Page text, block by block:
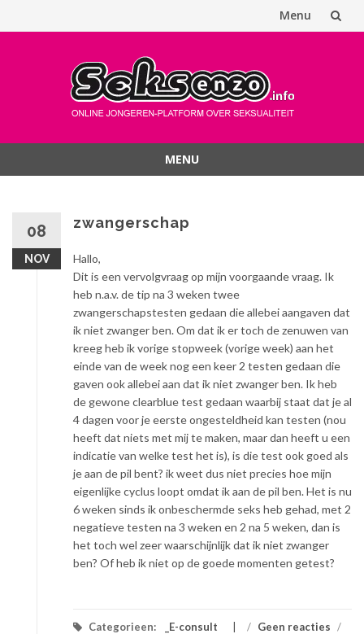
Menu
MENU
08
NOV
zwangerschap
Hallo,
Dit is een vervolgvraag op mijn voorgaande vraag. Ik
heb n.a.v. de tip na 3 weken twee
zwangerschapstesten gedaan die allebei aangaven dat
ik niet zwanger ben. Om dat ik er toch de zenuwen van
kreeg heb ik vorige stopweek (vorige week) aan het
einde van de week nog een keer 2 testen gedaan die
gaven ook allebei aan dat ik niet zwanger ben. Ik heb
de gewone clearblue test gedaan waarbij staat dat je al
4 dagen voor je eerste ongesteldheid kan testen (nou
heeft dat niets met mij te maken, maar dan heeft u een
indicatie van welke test het is), is die test ook goed als
je aan de pil bent? ik weet dus niet precies hoe mijn
eigenlijke cyclus loopt omdat ik aan de pil ben. Het is nu
6 weken sinds ik onbeschermde seks heb gehad, met 2
negatieve testen na 3 weken en 2 na 5 weken, dan is
het toch wel zeer waarschijnlijk dat ik niet zwanger
ben? Of heb ik niet op de goede momenten getest?
Categorieen: _E-consult / Geen reacties /